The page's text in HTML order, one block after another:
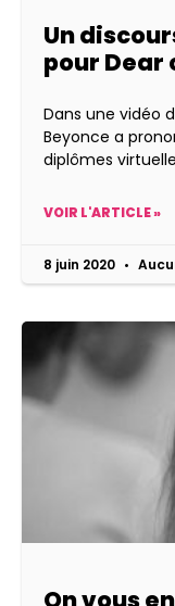
Un
pour Dear
Dans une vidéo
Beyonce a
diplômes
VOIR L'ARTICLE »
8 juin 2020
On vous